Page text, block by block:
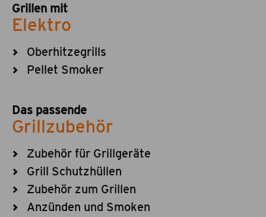
Grillen mit
Elektro
Oberhitzegrills
Pellet Smoker
Das passende
Grillzubehör
Zubehör für Grillgeräte
Grill Schutzhüllen
Zubehör zum Grillen
Anzünden und Smoken